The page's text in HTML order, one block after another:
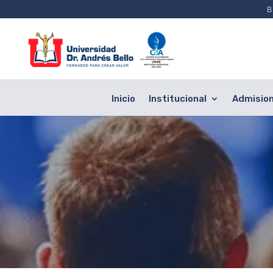
Inicio Institucional